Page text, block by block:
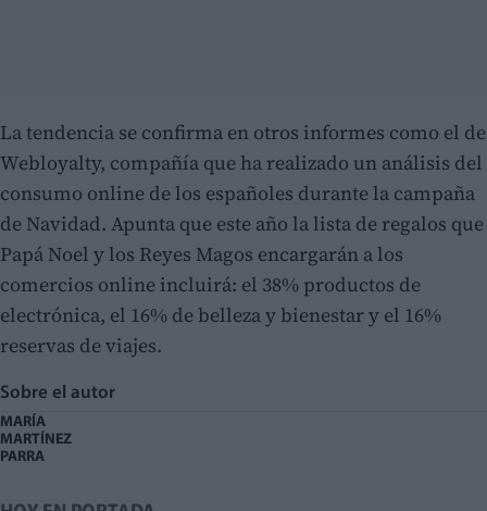
La tendencia se confirma en otros informes como el de
Webloyalty, compañía que ha realizado un análisis del
consumo online de los españoles durante la campaña
de Navidad. Apunta que este año la lista de regalos que
Papá Noel y los Reyes Magos encargarán a los
comercios online incluirá: el 38% productos de
electrónica, el 16% de belleza y bienestar y el 16%
reservas de viajes.
Sobre el autor
MARÍA
MARTÍNEZ
PARRA